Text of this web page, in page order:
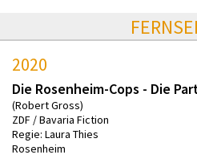
2020
Die Rosenheim-Cops - Die
(Robert Gross)
ZDF / Bavaria Fiction
Regie: Laura Thies
Rosenheim